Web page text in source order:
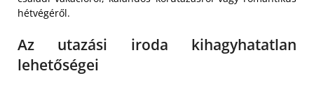
hétvégéről.
Az utazási iroda kihagyhatatlan
lehetőségei